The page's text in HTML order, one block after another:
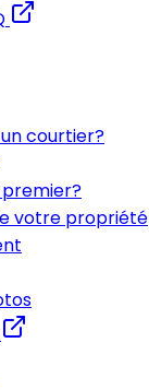
courtier?
votre propriété